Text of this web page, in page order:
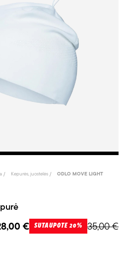
Kepurės, juostelės
ODLO MOVE LIGHT
35,00 €
€ SUTAUPOTE 20%